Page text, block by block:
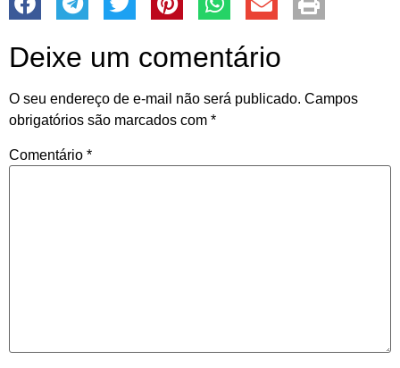
Deixe um comentário
O seu endereço de e-mail não será publicado. Campos
obrigatórios são marcados com *
Comentário *